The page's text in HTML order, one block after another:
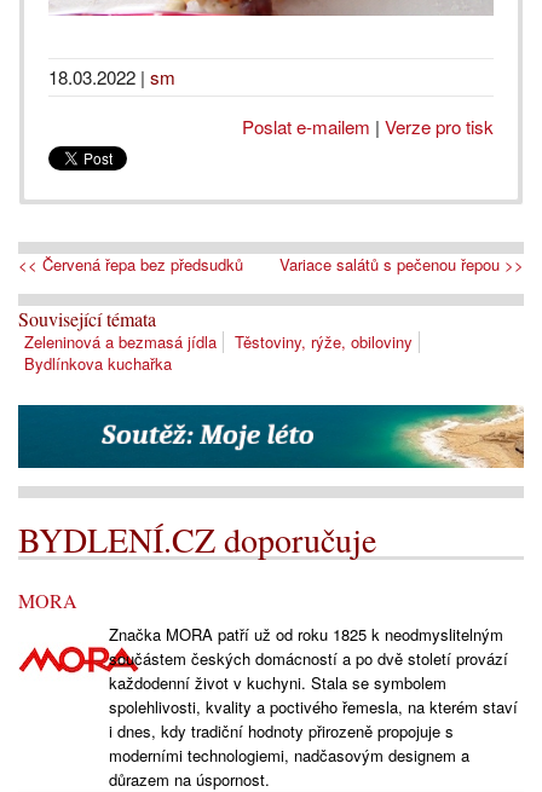
18.03.2022 | sm
Poslat e-mailem | Verze pro tisk
<< Červená řepa bez předsudků Variace salátů s pečenou řepou >>
Související témata
Zeleninová a bezmasá jídla
Těstoviny, rýže, obiloviny
Bydlínkova kuchařka
BYDLENÍ.CZ doporučuje
MORA
Značka MORA patří už od roku 1825 k neodmyslitelným
součástem českých domácností a po dvě století provází
každodenní život v kuchyni. Stala se symbolem
spolehlivosti, kvality a poctivého řemesla, na kterém staví
i dnes, kdy tradiční hodnoty přirozeně propojuje s
moderními technologiemi, nadčasovým designem a
důrazem na úspornost.